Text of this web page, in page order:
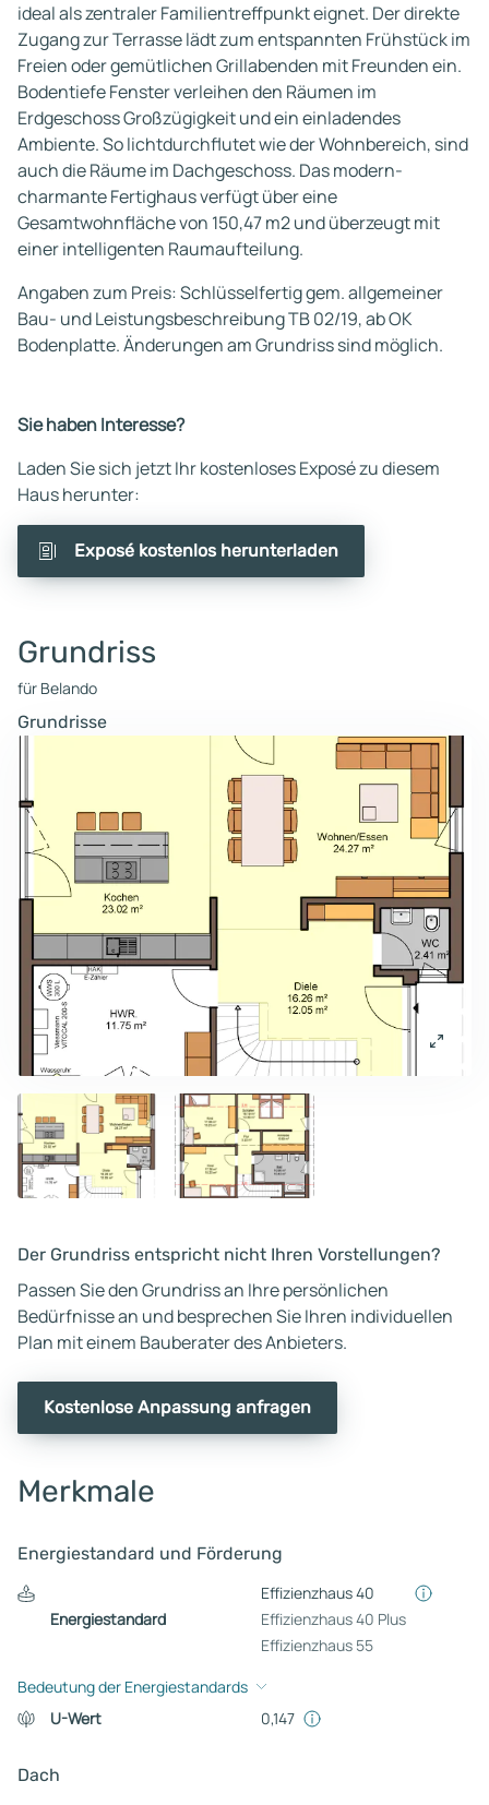
ideal als zentraler Familientreffpunkt eignet. Der direkte
Zugang zur Terrasse lädt zum entspannten Frühstück im
Freien oder gemütlichen Grillabenden mit Freunden ein.
Bodentiefe Fenster verleihen den Räumen im
Erdgeschoss Großzügigkeit und ein einladendes
Ambiente. So lichtdurchflutet wie der Wohnbereich, sind
auch die Räume im Dachgeschoss. Das modern-
charmante Fertighaus verfügt über eine
Gesamtwohnfläche von 150,47 m2 und überzeugt mit
einer intelligenten Raumaufteilung.
Angaben zum Preis: Schlüsselfertig gem. allgemeiner
Bau- und Leistungsbeschreibung TB 02/19, ab OK
Bodenplatte. Änderungen am Grundriss sind möglich.
Sie haben Interesse?
Laden Sie sich jetzt Ihr kostenloses Exposé zu diesem
Haus herunter:
Exposé kostenlos herunterladen
Grundriss
für Belando
Grundrisse
Der Grundriss entspricht nicht Ihren Vorstellungen?
Passen Sie den Grundriss an Ihre persönlichen
Bedürfnisse an und besprechen Sie Ihren individuellen
Plan mit einem Bauberater des Anbieters.
Kostenlose Anpassung anfragen
Merkmale
Energiestandard und Förderung
Energiestandard
Effizienzhaus 40
Effizienzhaus 40 Plus
Effizienzhaus 55
Bedeutung der Energiestandards
U-Wert
0,147
Dach